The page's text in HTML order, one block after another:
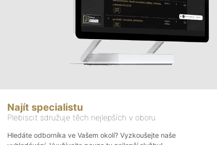
Najít specialistu
Plebiscit sdružuje těch nejlepších v oboru
Hledáte odborníka ve Vašem okolí? Vyzkoušejte naše